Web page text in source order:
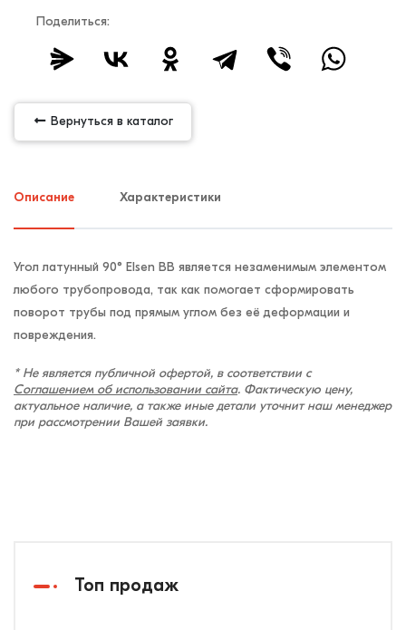
Поделиться:
Вернуться в каталог
Описание Характеристики
Угол латунный 90° Elsen ВВ является незаменимым элементом
любого трубопровода, так как помогает сформировать
поворот трубы под прямым углом без её деформации и
повреждения.
* Не является публичной офертой, в соответствии с
Соглашением об использовании сайта. Фактическую цену,
актуальное наличие, а также иные детали уточнит наш менеджер
при рассмотрении Вашей заявки.
Топ продаж